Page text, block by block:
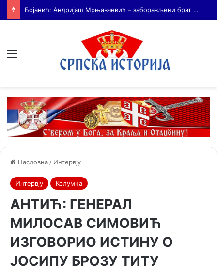
На Дражин дан у Лондону обележено 80. година од мучког убиства генерала Драгољуба Драже Михаиловића
Насловна / Интервју
Интервју Колумна
АНТИЋ: ГЕНЕРАЛ
МИЛОСАВ СИМОВИЋ
ИЗГОВОРИО ИСТИНУ О
ЈОСИПУ БРОЗУ ТИТУ